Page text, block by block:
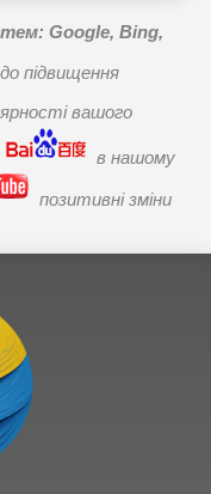
Google, Bing,
підвищення
вашого
в нашому
позитивні зміни